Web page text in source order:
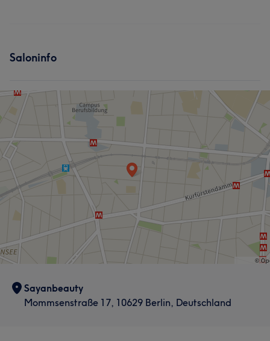
Saloninfo
Sayanbeauty
Mommsenstraße 17, 10629 Berlin, Deutschland